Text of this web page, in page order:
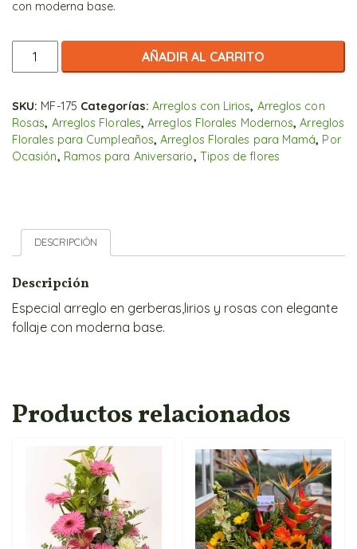
con moderna base.
Especial
Arreglo
Garberas.
cantidad
AÑADIR AL CARRITO
SKU: MF-175 Categorías: Arreglos con Lirios, Arreglos con
Rosas, Arreglos Florales,Arreglos Florales Modernos,Arreglos
Florales para Cumpleaños,Arreglos Florales para Mamá, Por
Ocasión, Ramos para Aniversario, Tipos de flores
DESCRIPCIÓN
Descripción
Especial arreglo en gerberas,lirios y rosas con elegante
follaje con moderna base.
Productos relacionados